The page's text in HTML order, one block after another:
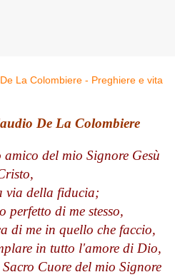
De La Colombiere
amico del mio Signore Gesù
via della fiducia;
perfetto di me stesso,
di me in quello che faccio,
in tutto l'amore di Dio,
Cuore del mio Signore